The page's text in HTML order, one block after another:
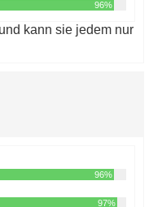
96%
kann sie jedem nur
96%
97%